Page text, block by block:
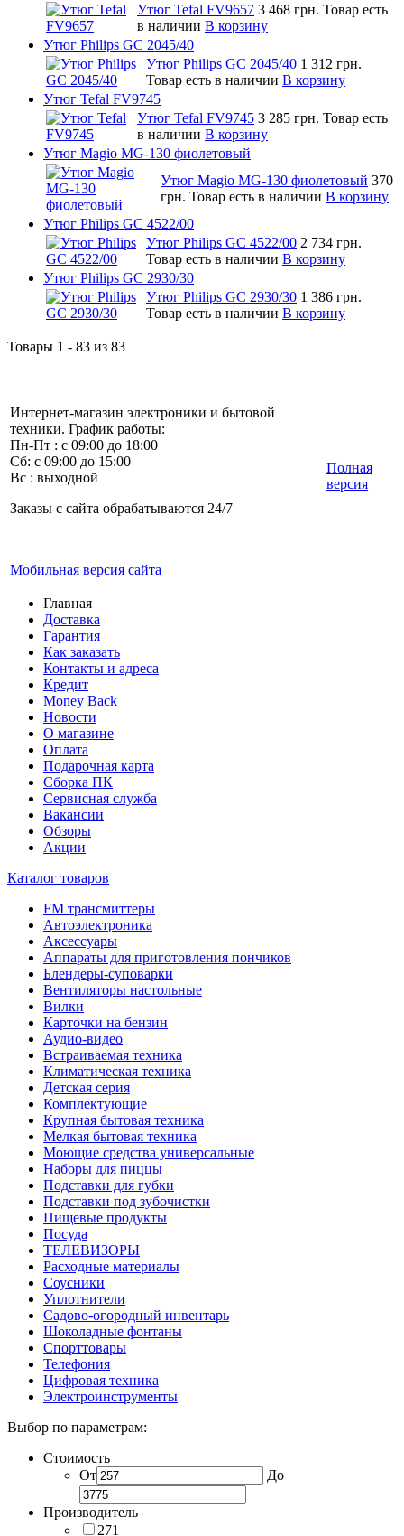
Утюг Tefal FV9657 3 468 грн. Товар есть
в наличии В корзину
Утюг Philips GC 2045/40
Утюг Philips GC 2045/40 1 312 грн.
Товар есть в наличии В корзину
Утюг Tefal FV9745
Утюг Tefal FV9745 3 285 грн. Товар есть
в наличии В корзину
Утюг Magio MG-130 фиолетовый
Утюг Magio MG-130 фиолетовый 370
грн. Товар есть в наличии В корзину
Утюг Philips GC 4522/00
Утюг Philips GC 4522/00 2 734 грн.
Товар есть в наличии В корзину
Утюг Philips GC 2930/30
Утюг Philips GC 2930/30 1 386 грн.
Товар есть в наличии В корзину
Товары 1 - 83 из 83
Интернет-магазин электроники и бытовой
техники. График работы:
Пн-Пт : с 09:00 до 18:00
Сб: с 09:00 до 15:00
Вс : выходной
Заказы с сайта обрабатываются 24/7
Мобильная версия сайта
Полная
версия
Главная
Доставка
Гарантия
Как заказать
Контакты и адреса
Кредит
Money Back
Новости
О магазине
Оплата
Подарочная карта
Сборка ПК
Сервисная служба
Вакансии
Обзоры
Акции
Каталог товаров
FM трансмиттеры
Автоэлектроника
Аксессуары
Аппараты для приготовления пончиков
Блендеры-суповарки
Вентиляторы настольные
Вилки
Карточки на бензин
Аудио-видео
Встраиваемая техника
Климатическая техника
Детская серия
Комплектующие
Крупная бытовая техника
Мелкая бытовая техника
Моющие средства универсальные
Наборы для пиццы
Подставки для губки
Подставки под зубочистки
Пищевые продукты
Посуда
ТЕЛЕВИЗОРЫ
Расходные материалы
Соусники
Уплотнители
Садово-огородный инвентарь
Шоколадные фонтаны
Спорттовары
Телефония
Цифровая техника
Электроинструменты
Выбор по параметрам:
Стоимость
От
До
Производитель
271